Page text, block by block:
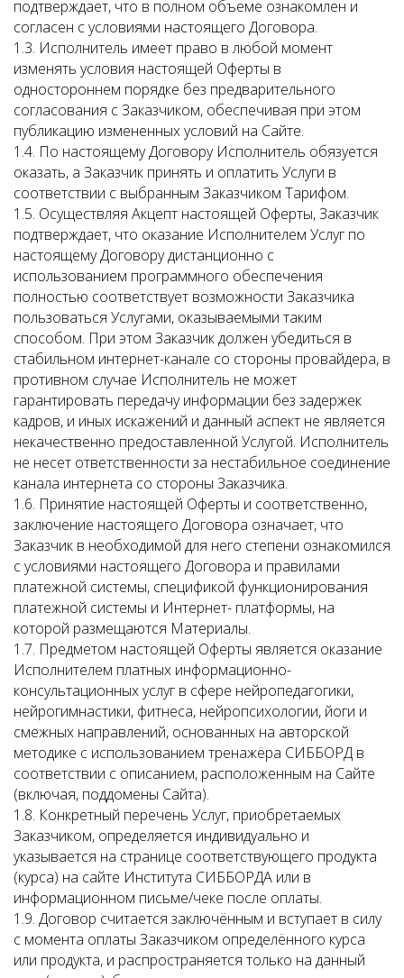
подтверждает, что в полном объеме ознакомлен и
согласен с условиями настоящего Договора.
1.3. Исполнитель имеет право в любой момент
изменять условия настоящей Оферты в
одностороннем порядке без предварительного
согласования с Заказчиком, обеспечивая при этом
публикацию измененных условий на Сайте.
1.4. По настоящему Договору Исполнитель обязуется
оказать, а Заказчик принять и оплатить Услуги в
соответствии с выбранным Заказчиком Тарифом.
1.5. Осуществляя Акцепт настоящей Оферты, Заказчик
подтверждает, что оказание Исполнителем Услуг по
настоящему Договору дистанционно с
использованием программного обеспечения
полностью соответствует возможности Заказчика
пользоваться Услугами, оказываемыми таким
способом. При этом Заказчик должен убедиться в
стабильном интернет-канале со стороны провайдера, в
противном случае Исполнитель не может
гарантировать передачу информации без задержек
кадров, и иных искажений и данный аспект не является
некачественно предоставленной Услугой. Исполнитель
не несет ответственности за нестабильное соединение
канала интернета со стороны Заказчика.
1.6. Принятие настоящей Оферты и соответственно,
заключение настоящего Договора означает, что
Заказчик в необходимой для него степени ознакомился
с условиями настоящего Договора и правилами
платежной системы, спецификой функционирования
платежной системы и Интернет- платформы, на
которой размещаются Материалы.
1.7. Предметом настоящей Оферты является оказание
Исполнителем платных информационно-
консультационных услуг в сфере нейропедагогики,
нейрогимнастики, фитнеса, нейропсихологии, йоги и
смежных направлений, основанных на авторской
методике с использованием тренажёра СИББОРД в
соответствии с описанием, расположенным на Сайте
(включая, поддомены Сайта).
1.8. Конкретный перечень Услуг, приобретаемых
Заказчиком, определяется индивидуально и
указывается на странице соответствующего продукта
(курса) на сайте Института СИББОРДА или в
информационном письме/чеке после оплаты.
1.9. Договор считается заключённым и вступает в силу
с момента оплаты Заказчиком определённого курса
или продукта, и распространяется только на данный